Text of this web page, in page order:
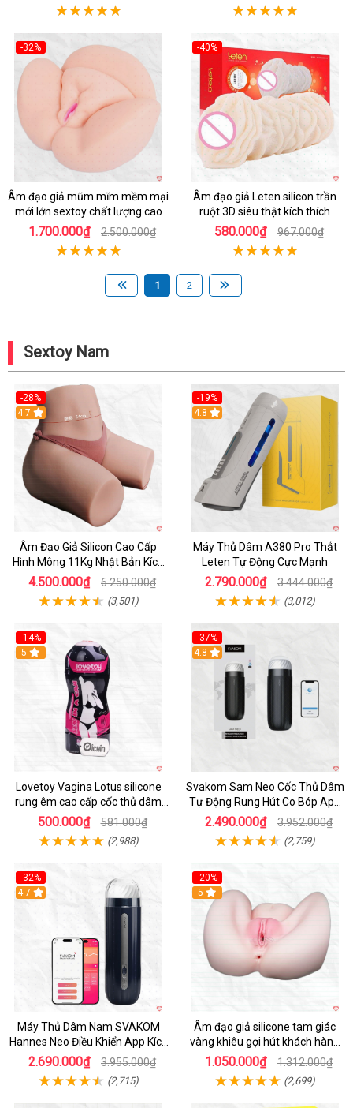
-32%
Hot
Âm đạo giả mũm mĩm mềm mại
mới lớn sextoy chất lượng cao
1.700.000₫ 2.500.000₫
-40%
Âm đạo giả Leten silicon trần
ruột 3D siêu thật kích thích
580.000₫ 967.000₫
1 2
Sextoy Nam
-28%
4.7
Âm Đạo Giả Silicon Cao Cấp
Hình Mông 11Kg Nhật Bản Kích
Thước Như Thật
4.500.000₫ 6.250.000₫
(3,501)
-19%
Hot
4.8
Máy Thủ Dâm A380 Pro Thắt
Leten Tự Động Cực Mạnh
2.790.000₫ 3.444.000₫
(3,012)
-14%
Hot
5
Lovetoy Vagina Lotus silicone
rung êm cao cấp cốc thủ dâm
nam
500.000₫ 581.000₫
(2,988)
-37%
4.8
Svakom Sam Neo Cốc Thủ Dâm
Tự Động Rung Hút Co Bóp App
Điều Khiển
2.490.000₫ 3.952.000₫
(2,759)
-32%
Hot
4.7
Máy Thủ Dâm Nam SVAKOM
Hannes Neo Điều Khiển App Kích
Thích
2.690.000₫ 3.955.000₫
(2,715)
-20%
Hot
5
Âm đạo giả silicone tam giác
vàng khiêu gợi hút khách hàng
nam
1.050.000₫ 1.312.000₫
(2,699)